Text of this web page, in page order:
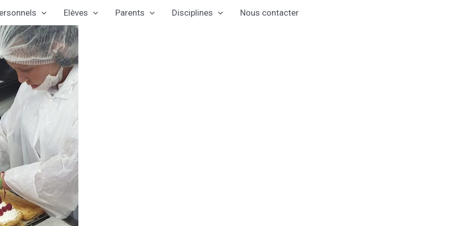
Elèves Parents Disciplines Nous contacter